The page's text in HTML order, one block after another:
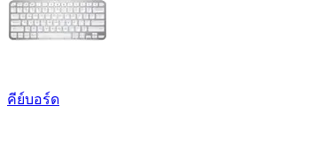
คีย์บอร์ด